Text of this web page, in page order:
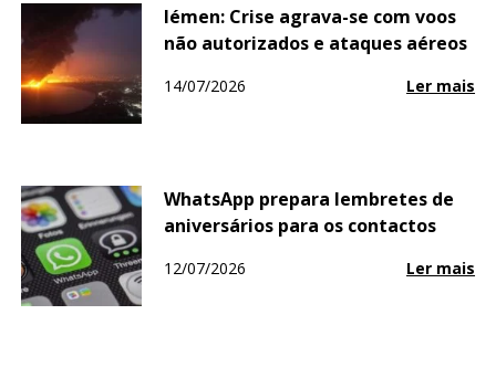
Iémen: Crise agrava-se com voos
não autorizados e ataques aéreos
14/07/2026 Ler mais
WhatsApp prepara lembretes de
aniversários para os contactos
12/07/2026 Ler mais